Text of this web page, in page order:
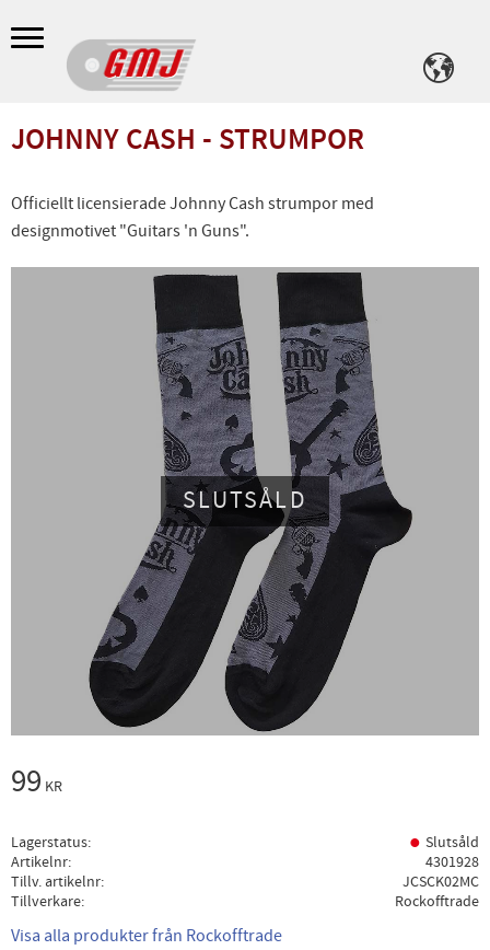
Meny
JOHNNY CASH - STRUMPOR
Officiellt licensierade Johnny Cash strumpor med
designmotivet "Guitars 'n Guns".
SLUTSÅLD
99 KR
Lagerstatus
Slutsåld
Artikelnr
4301928
Tillv. artikelnr
JCSCK02MC
Tillverkare
Rockofftrade
Visa alla produkter från Rockofftrade